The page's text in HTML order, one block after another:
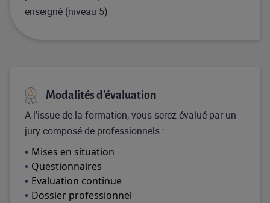
enseigné (niveau 5)
Modalités d'évaluation
A l’issue de la formation, vous serez évalué par un
jury composé de professionnels :
Mises en situation
Questionnaires
Evaluation continue
Dossier professionnel